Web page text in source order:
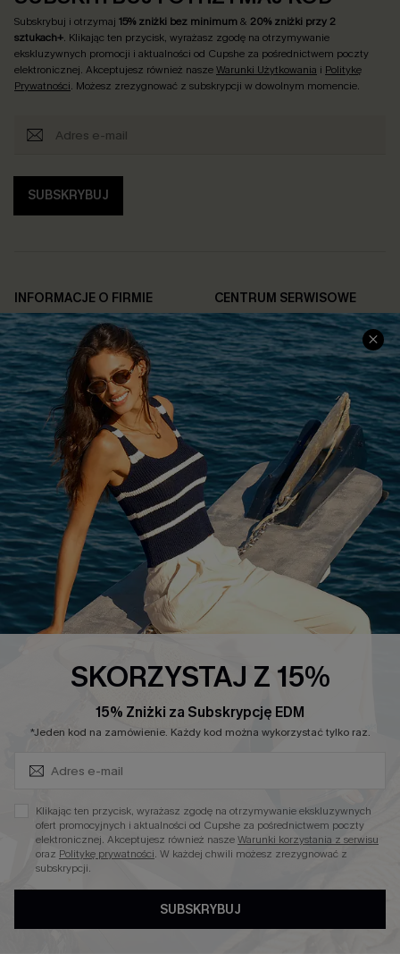
Subskrybuj i otrzymaj 15% zniżki bez minimum& 20% zniżki przy 2
sztukach+. Klikając ten przycisk, wyrażasz zgodę na otrzymywanie
ekskluzywnych promocji i aktualności od Cupshe za pośrednictwem poczty
elektronicznej. Akceptujesz również naszeWarunki Użytkowania i Politykę
Prywatności. Możesz zrezygnować z subskrypcji w dowolnym momencie.
SUBSKRYBUJ
INFORMACJE O FIRMIE
O NAS
Opinie Klientów
Polityka Prywatności
Warunki & Zasady
Łańcuch Dostaw Cupshe
20% Zniżki na SMS
CENTRUM SERWISOWE
Informacje o Wysyłce
Jak Śledzić
Polityka Zwrotów
Rozpocznij Zwrot
Informacje o Rozmiarach
FAQS
Kontakt z Nami
POPULARNA KOLEKCJA
Nowości
Niezbędnik na Wakacje
Miękka Dzianina
Wysokim Stanem
4.4
SKORZYSTAJ Z 15%
15% Zniżki za Subskrypcję EDM
*Jeden kod na zamówienie. Każdy kod można wykorzystać tylko raz.
Klikając ten przycisk, wyrażasz zgodę na otrzymywanie ekskluzywnych
ofert promocyjnych i aktualności od Cupshe za pośrednictwem poczty
elektronicznej. Akceptujesz również naszeWarunki korzystania z serwisu
oraz Politykę prywatności. W każdej chwili możesz zrezygnować z
subskrypcji.
SUBSKRYBUJ